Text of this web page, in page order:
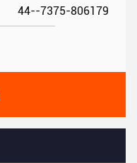
44--7375-806179